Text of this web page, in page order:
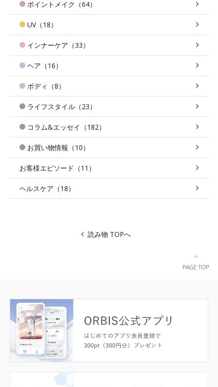
ポイントメイク（64）
UV（18）
インナーケア（33）
ヘア（16）
ボディ（8）
ライフスタイル（23）
コラム&エッセイ（182）
お買い物情報（10）
お客様エピソード（11）
ヘルスケア（18）
読み物 TOPへ